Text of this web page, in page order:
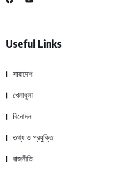
Useful Links
সারাদেশ
খেলাধুলা
বিনোদন
তথ্য ও প্রযুক্তি
রাজনীতি